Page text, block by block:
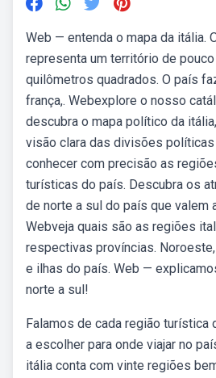
Web — entenda o mapa da itália.
representa um território de
quilômetros quadrados. O país
frança,. Webexplore o nosso
descubra o mapa político da
visão clara das divisões políticas
conhecer com precisão as
turísticas do país. Descubra os
de norte a sul do país que valem
Webveja quais são as regiões
respectivas províncias.
e ilhas do país. Web —
norte a sul!
Falamos de cada região turística
a escolher para onde viajar no
itália conta com vinte regiões